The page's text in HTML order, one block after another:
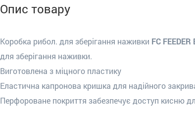
Опис товару
Коробка рибол. для зберігання наживки FC
для зберігання наживки.
Виготовлена з міцного пластику
Еластична капронова кришка для надійного
Перфороване покриття забезпечує доступ кисню